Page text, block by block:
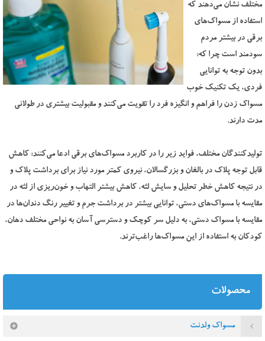
مختلف نشان می‌دهند که
استفاده از مسواک‌های
برقی در بیشتر مردم
سودمند است چرا که:
بدون توجه به توانایی
فردی، یک تکنیک خوب
مسواک زدن را فراهم و انگیزه فرد را تقویت می‌کنند و مقبولیت بیشتری در طولانی
مدت دارند.
تولیدکنندگان مختلف، فواید زیر را در کاربرد مسواک‌های برقی ادعا می‌کنند: کاهش
قابل توجه پلاک در بالغان و بزرگسالان، نیروی کمتر مورد نیاز برای برداشت پلاک و
در نتیجه کاهش خطر تحلیل و سایش لثه، کاهش بیشتر التهاب و خون‌ریزی از لثه در
مقایسه با مسواک‌های دستی، توانایی بیشتر در برداشت جرم و تغییر رنگ دندان‌ها در
مقایسه با مسواک دستی، به دلیل سر کوچک و دسترسی آسان به نواحی مختلف دهان،
کودکان به استفاده از این مسواک‌ها راغب‌ترند.
محصولات
مسواک ولدنت